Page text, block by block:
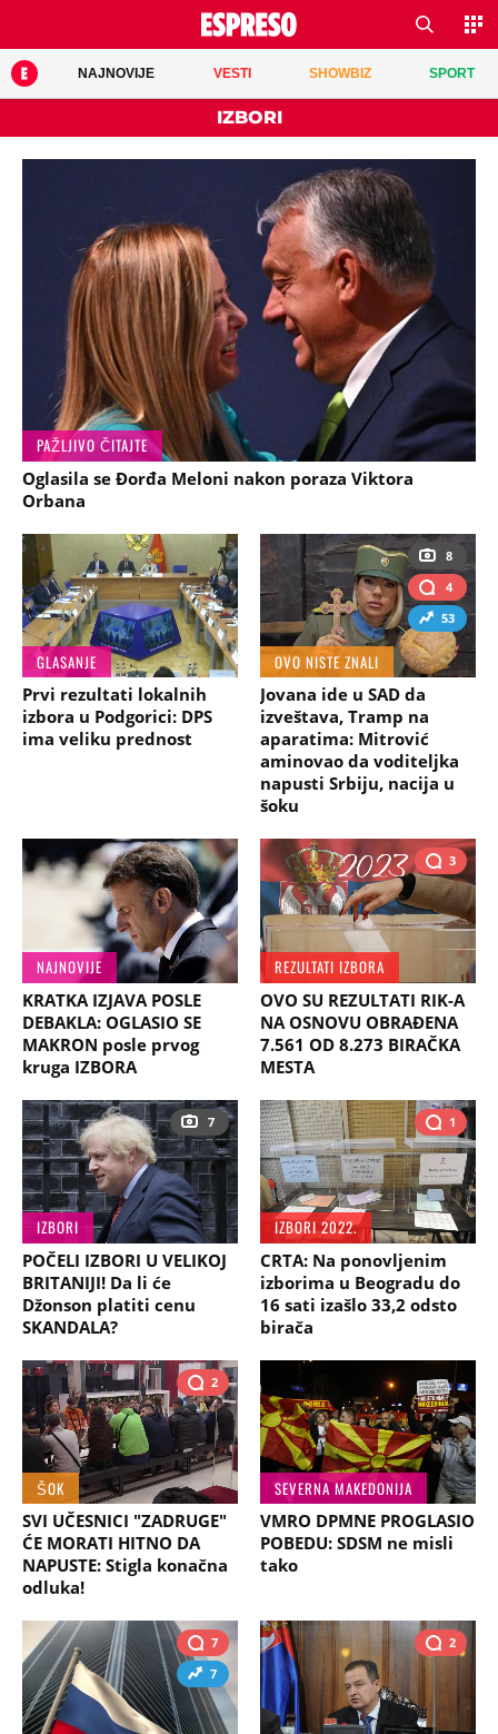
NAJNOVIJE VESTI SHOWBIZ SPORT
IZBORI
PAŽLJIVO ČITAJTE
Oglasila se Đorđa Meloni nakon poraza Viktora
Orbana
GLASANJE
Prvi rezultati lokalnih
izbora u Podgorici: DPS
ima veliku prednost
8
4
53
OVO NISTE ZNALI
Jovana ide u SAD da
izveštava, Tramp na
aparatima: Mitrović
aminovao da voditeljka
napusti Srbiju, nacija u
šoku
NAJNOVIJE
KRATKA IZJAVA POSLE
DEBAKLA: OGLASIO SE
MAKRON posle prvog
kruga IZBORA
3
REZULTATI IZBORA
OVO SU REZULTATI RIK-A
NA OSNOVU OBRAĐENA
7.561 OD 8.273 BIRAČKA
MESTA
7
IZBORI
POČELI IZBORI U VELIKOJ
BRITANIJI! Da li će
Džonson platiti cenu
SKANDALA?
1
IZBORI 2022.
CRTA: Na ponovljenim
izborima u Beogradu do
16 sati izašlo 33,2 odsto
birača
2
ŠOK
SVI UČESNICI "ZADRUGE"
ĆE MORATI HITNO DA
NAPUSTE: Stigla konačna
odluka!
SEVERNA MAKEDONIJA
VMRO DPMNE PROGLASIO
POBEDU: SDSM ne misli
tako
7
7
2